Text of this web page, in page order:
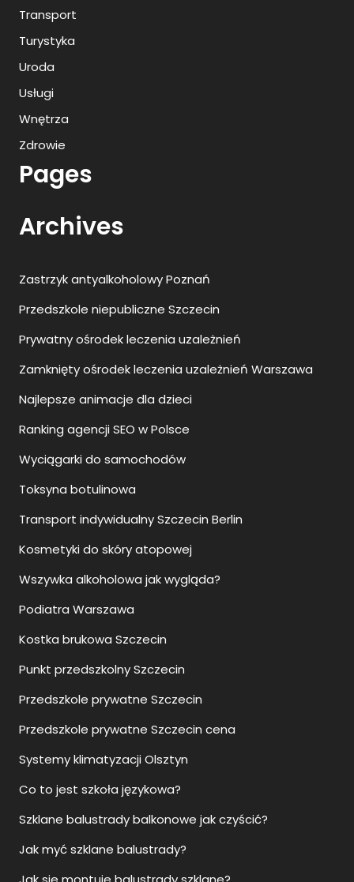
Transport
Turystyka
Uroda
Usługi
Wnętrza
Zdrowie
Pages
Archives
Zastrzyk antyalkoholowy Poznań
Przedszkole niepubliczne Szczecin
Prywatny ośrodek leczenia uzależnień
Zamknięty ośrodek leczenia uzależnień Warszawa
Najlepsze animacje dla dzieci
Ranking agencji SEO w Polsce
Wyciągarki do samochodów
Toksyna botulinowa
Transport indywidualny Szczecin Berlin
Kosmetyki do skóry atopowej
Wszywka alkoholowa jak wygląda?
Podiatra Warszawa
Kostka brukowa Szczecin
Punkt przedszkolny Szczecin
Przedszkole prywatne Szczecin
Przedszkole prywatne Szczecin cena
Systemy klimatyzacji Olsztyn
Co to jest szkoła językowa?
Szklane balustrady balkonowe jak czyścić?
Jak myć szklane balustrady?